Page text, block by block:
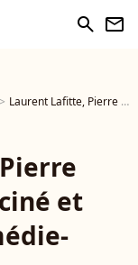
search newsletter
Laurent Lafitte, Pierre Niney... Stars au ciné et héros de la Comédie-Française
et